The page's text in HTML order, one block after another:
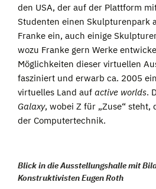
den USA, der auf der Plattform
Studenten einen Skulpturenpark
Franke ein, auch einige
wozu Franke gern Werke
Möglichkeiten dieser virtuellen
fasziniert und erwarb ca. 2005
virtuelles Land auf active worlds.
Galaxy, wobei Z für „Zuse“ steht,
der Computertechnik.
Blick in die Ausstellungshalle mit
Konstruktivisten Eugen Roth